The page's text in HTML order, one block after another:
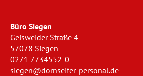
Büro Siegen
Geisweider Straße 4
57078 Siegen
0271 7734552-0
siegen@dornseifer-personal.de